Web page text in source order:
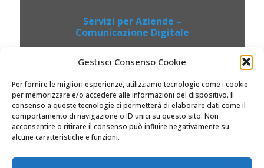
Gestisci Consenso Cookie
Per fornire le migliori esperienze, utilizziamo tecnologie come i cookie
per memorizzare e/o accedere alle informazioni del dispositivo. Il
consenso a queste tecnologie ci permetterà di elaborare dati come il
comportamento di navigazione o ID unici su questo sito. Non
acconsentire o ritirare il consenso può influire negativamente su
alcune caratteristiche e funzioni.
Servizi per Aziende –
Comunicazione Digitale